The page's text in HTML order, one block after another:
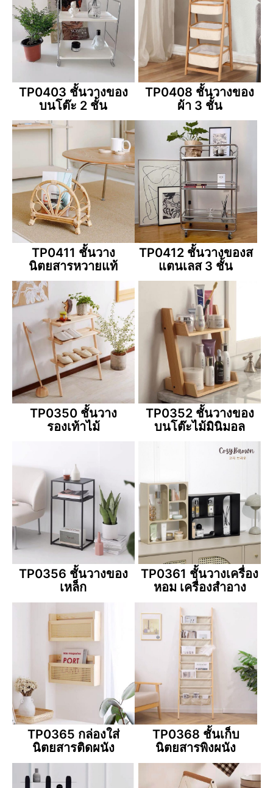
TP0403 ชั้นวางของ
บนโต๊ะ 2 ชั้น
TP0408 ชั้นวางของ
ผ้า 3 ชั้น
TP0411 ชั้นวาง
นิตยสารหวายแท้
TP0412 ชั้นวางของส
แตนเลส 3 ชั้น
TP0350 ชั้นวาง
รองเท้าไม้
TP0352 ชั้นวางของ
บนโต๊ะไม้มินิมอล
TP0356 ชั้นวางของ
เหล็ก
TP0361 ชั้นวางเครื่อง
หอม เครื่องสำอาง
TP0365 กล่องใส่
นิตยสารติดผนัง
TP0368 ชั้นเก็บ
นิตยสารพิงผนัง